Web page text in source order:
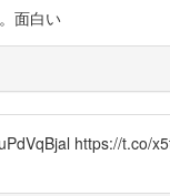
面白い
https://t.co/